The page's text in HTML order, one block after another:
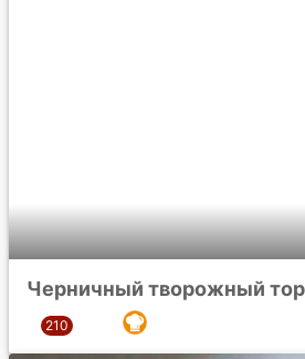
Черничный творожный